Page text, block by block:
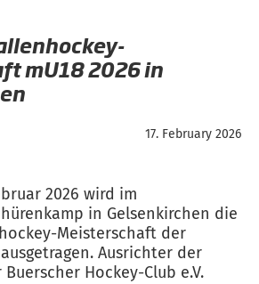
mU18 2026 in
17. February 2026
2026 wird im
in Gelsenkirchen die
Meisterschaft der
Ausrichter der
Hockey-Club e.V.